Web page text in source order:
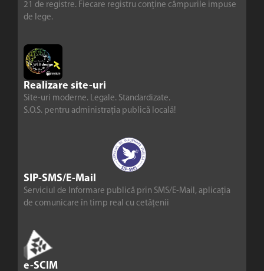
21 de registre. Fiecare registru conține câmpurile impuse
de lege.
Realizare site-uri
Site-uri moderne. Legale. Standardizate.
S.O.S. pentru administrația publică locală!
SIP-SMS/E-Mail
Serviciul de Informare publică prin SMS/E-Mail, aplicația
de comunicare în timp real cu cetățenii
e-SCIM